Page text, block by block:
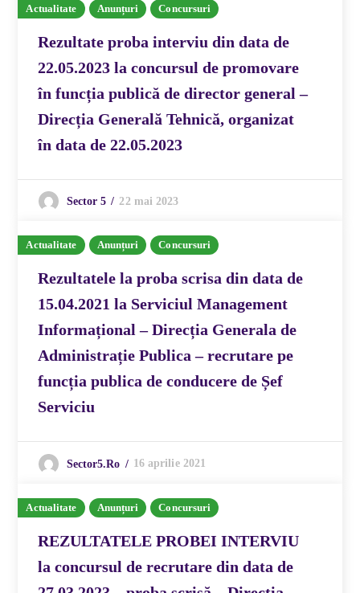
Actualitate Anunțuri Concursuri
Rezultate proba interviu din data de
22.05.2023 la concursul de promovare
în funcția publică de director general –
Direcția Generală Tehnică, organizat
în data de 22.05.2023
Sector 5 22 mai 2023
Actualitate Anunțuri Concursuri
Rezultatele la proba scrisa din data de
15.04.2021 la Serviciul Management
Informațional – Direcția Generala de
Administrație Publica – recrutare pe
funcția publica de conducere de Șef
Serviciu
Sector5.ro 16 aprilie 2021
Actualitate Anunțuri Concursuri
REZULTATELE PROBEI INTERVIU
la concursul de recrutare din data de